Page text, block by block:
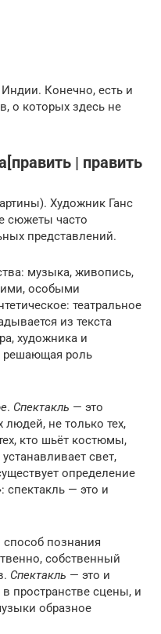
Конечно, есть и
о которых здесь не
| править
Художник Ганс
сюжеты часто
представлений.
музыка, живопись,
особыми
театральное
из текста
художника и
решающая роль
. Спектакль — это
людей, не только тех,
кто шьёт костюмы,
свет,
определение
спектакль — это и
способ познания
собственный
Спектакль — это и
пространстве сцены, и
образное